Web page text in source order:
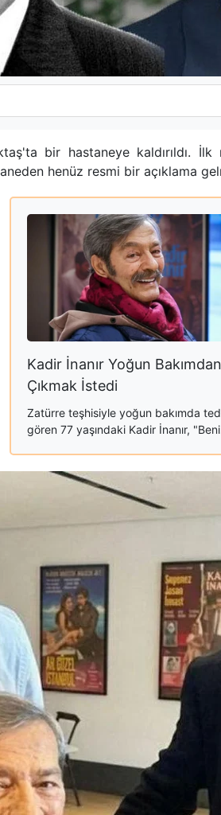
bir hastaneye kaldırıldı.
henüz resmi bir açıklama
Kadir İnanır Yoğun Bakımdan
Çıkmak İstedi
Zatürre teşhisiyle yoğun bakımda
gören 77 yaşındaki Kadir İnanır,